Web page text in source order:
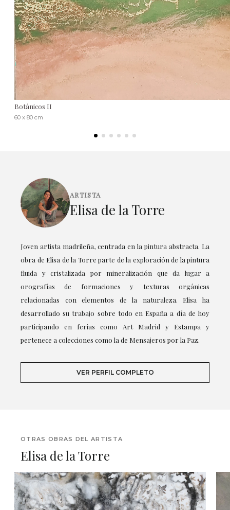
Botánicos II
60 x 80 cm
ARTISTA
Elisa de la Torre
Joven artista madrileña, centrada en la pintura abstracta. La
obra de Elisa de la Torre parte de la exploración de la pintura
fluida y cristalizada por mineralización que da lugar a
orografías de formaciones y texturas orgánicas
relacionadas con elementos de la naturaleza. Elisa ha
desarrollado su trabajo sobre todo en España a día de hoy
participando en ferias como Art Madrid y Estampa y
pertenece a colecciones como la de Mensajeros por la Paz.
VER PERFIL COMPLETO
OTRAS OBRAS DEL ARTISTA
Elisa de la Torre